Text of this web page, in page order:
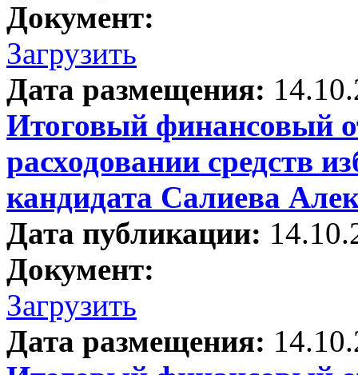
Документ:
Загрузить
Дата размещения:
Итоговый финансовый
расходовании средств
кандидата Салиева
Дата публикации:
Документ:
Загрузить
Дата размещения: